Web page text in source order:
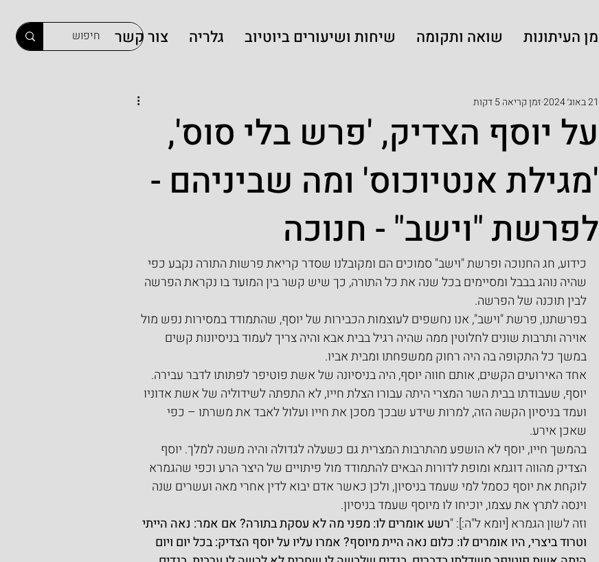
מן העיתונות שואה ותקומה שיחות ושיעורים ביוטיוב גלריה צור קשר
על יוסף הצדיק, 'פרש בלי סוס',
'מגילת אנטיוכוס' ומה שביניהם -
לפרשת "וישב" - חנוכה
21 באוג׳ 2024 זמן קריאה 5 דקות
כידוע, חג החנוכה ופרשת "וישב" סמוכים הם ומקובלנו שסדר קריאת פרשות התורה נקבע כפי
שהיה נוהג בבבל ומסיימים בכל שנה את כל התורה, כך שיש קשר בין המועד בו נקראת הפרשה
לבין תוכנה של הפרשה.
בפרשתנו, פרשת "וישב", אנו נחשפים לעוצמות הכבירות של יוסף, שהתמודד במסירות נפש מול
אוירה ותרבות שונים לחלוטין ממה שהיה רגיל בבית אבא והיה צריך לעמוד בניסיונות קשים
במשך כל התקופה בה היה רחוק ממשפחתו ומבית אביו.
אחד האירועים הקשים, אותם חווה יוסף, היה בניסיונה של אשת פוטיפר לפתותו לדבר עבירה.
יוסף, שעבודתו בבית השר המצרי היתה עבורו הצלת חייו, לא התפתה לשידוליה של אשת אדוניו
ועמד בניסיון הקשה הזה, למרות שידע שבכך מסכן את חייו ועלול לאבד את משרתו – כפי
שאכן אירע.
בהמשך חייו, יוסף לא הושפע מהתרבות המצרית גם כשעלה לגדולה והיה משנה למלך. יוסף
הצדיק מהווה דוגמא ומופת לדורות הבאים להתמודד מול פיתויים של היצר הרע וכפי שהגמרא
לוקחת את יוסף כסמל למי שעמד בניסיון, ולכן כאשר אדם יבוא לדין אחרי מאה ועשרים שנה
וינסה לתרץ את עצמו, יוכיחו לו מיוסף שעמד בניסיון.
וזה לשון הגמרא [יומא ל"ה:]: "רשע אומרים לו: מפני מה לא עסקת בתורה? אם אמר: נאה הייתי
וטרוד ביצרי, היו אומרים לו: כלום נאה היית מיוסף? אמרו עליו על יוסף הצדיק: בכל יום ויום